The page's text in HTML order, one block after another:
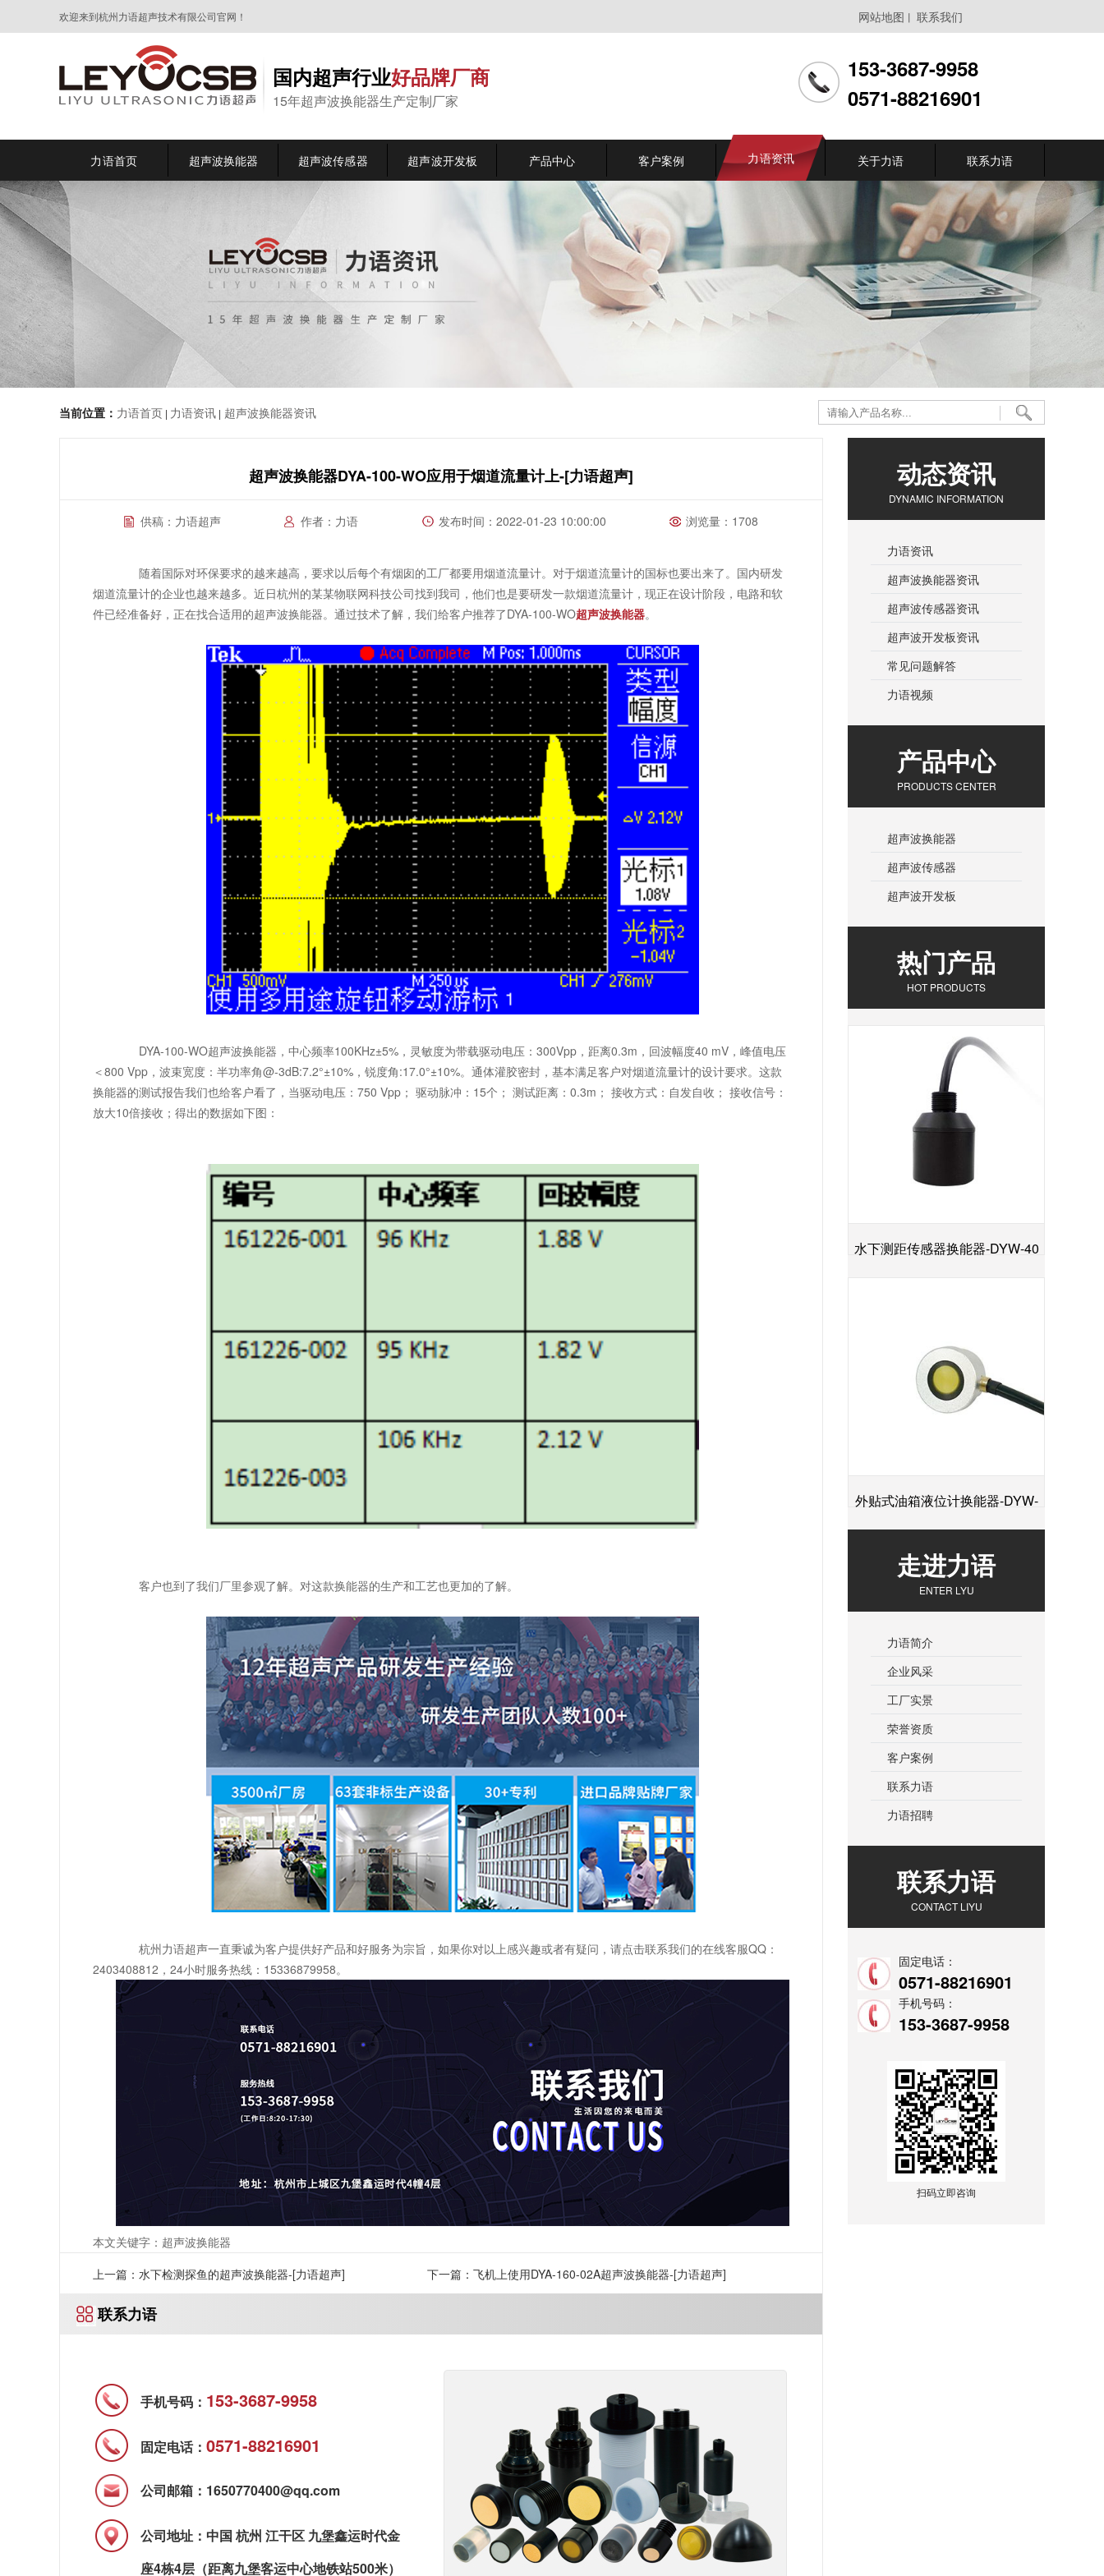
网站地图 丨 联系我们
欢迎来到杭州力语超声技术有限公司官网！
国内超声行业好品牌厂商
15年超声波换能器生产定制厂家
153-3687-9958
0571-88216901
力语首页 超声波换能器 超声波传感器 超声波开发板 产品中心 客户案例 力语资讯 关于力语 联系力语
当前位置： 力语首页 | 力语资讯 | 超声波换能器资讯
超声波换能器DYA-100-WO应用于烟道流量计上-[力语超声]
供稿：力语超声 作者：力语 发布时间：2022-01-23 10:00:00 浏览量：1708
随着国际对环保要求的越来越高，要求以后每个有烟囱的工厂都要用烟道流量计。对于烟道流量计的国标也要出来了。国内研发
烟道流量计的企业也越来越多。近日杭州的某某物联网科技公司找到我司，他们也是要研发一款烟道流量计，现正在设计阶段，电路和软
件已经准备好，正在找合适用的超声波换能器。通过技术了解，我们给客户推荐了DYA-100-WO超声波换能器。
DYA-100-WO超声波换能器，中心频率100KHz±5%，灵敏度为带载驱动电压：300Vpp，距离0.3m，回波幅度40 mV，峰值电压
＜800 Vpp，波束宽度：半功率角@-3dB:7.2°±10%，锐度角:17.0°±10%。通体灌胶密封，基本满足客户对烟道流量计的设计要求。这款
换能器的测试报告我们也给客户看了，当驱动电压：750 Vpp； 驱动脉冲：15个； 测试距离：0.3m； 接收方式：自发自收； 接收信号：
放大10倍接收；得出的数据如下图：
客户也到了我们厂里参观了解。对这款换能器的生产和工艺也更加的了解。
杭州力语超声一直秉诚为客户提供好产品和好服务为宗旨，如果你对以上感兴趣或者有疑问，请点击联系我们的在线客服QQ：
2403408812，24小时服务热线：15336879958。
本文关键字：超声波换能器
上一篇：水下检测探鱼的超声波换能器-[力语超声]
下一篇：飞机上使用DYA-160-02A超声波换能器-[力语超声]
联系力语
手机号码： 153-3687-9958
固定电话：0571-88216901
公司邮箱：1650770400@qq.com
公司地址：中国 杭州 江干区 九堡鑫运时代金
座4栋4层（距离九堡客运中心地铁站500米）
动态资讯
DYNAMIC INFORMATION
力语资讯
超声波换能器资讯
超声波传感器资讯
超声波开发板资讯
常见问题解答
力语视频
产品中心
PRODUCTS CENTER
超声波换能器
超声波传感器
超声波开发板
热门产品
HOT PRODUCTS
水下测距传感器换能器-DYW-40
外贴式油箱液位计换能器-DYW-
2M-01F
走进力语
ENTER LYU
力语简介
企业风采
工厂实景
荣誉资质
客户案例
联系力语
力语招聘
联系力语
CONTACT LIYU
固定电话：
0571-88216901
手机号码：
153-3687-9958
扫码立即咨询